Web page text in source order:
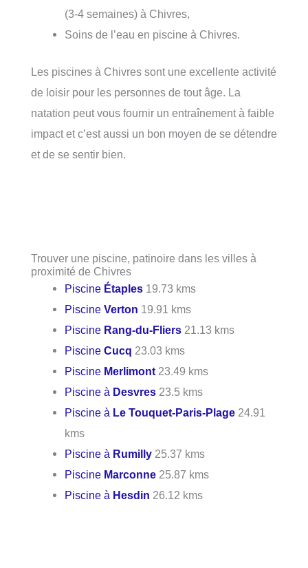
(3-4 semaines) à Chivres,
Soins de l’eau en piscine à Chivres.
Les piscines à Chivres sont une excellente activité
de loisir pour les personnes de tout âge. La
natation peut vous fournir un entraînement à faible
impact et c’est aussi un bon moyen de se détendre
et de se sentir bien.
Trouver une piscine, patinoire dans les villes à
proximité de Chivres
Piscine Étaples 19.73 kms
PiscineVerton 19.91 kms
Piscine Rang-du-Fliers 21.13 kms
PiscineCucq 23.03 kms
Piscine Merlimont 23.49 kms
Piscine à Desvres 23.5 kms
Piscine à Le Touquet-Paris-Plage 24.91
kms
Piscine à Rumilly 25.37 kms
Piscine Marconne 25.87 kms
Piscine à Hesdin 26.12 kms